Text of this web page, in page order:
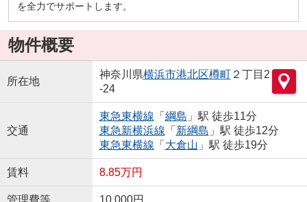
を全力でサポートします。
物件概要
所在地
神奈川県横浜市港北区樽町２丁目2
-24
交通
東急東横線 「 綱島 」駅 徒歩11分
東急新横浜線 「 新綱島 」駅 徒歩12分
東急東横線 「 大倉山 」駅 徒歩19分
賃料 8.85万円
管理費等 10,000円